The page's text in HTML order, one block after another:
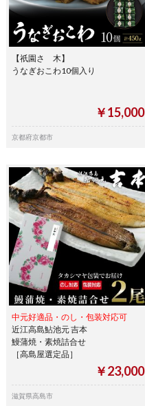
【祇園さゝ木】
うなぎおこわ10個入り
￥15,000
京都府京都市
中元好適品・のし・包装対応可
近江高島鮎池元 吉本
鰻蒲焼・素焼詰合せ
［高島屋選定品］
￥23,000
滋賀県高島市